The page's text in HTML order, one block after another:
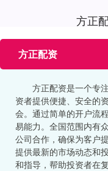
方正
方正配资
方正配资是一个专
资者提供便捷、安全的
会。通过简单的开户流
易能力。全国范围内有
公司合作，确保为客户
提供最新的市场动态和
和指导，帮助投资者在